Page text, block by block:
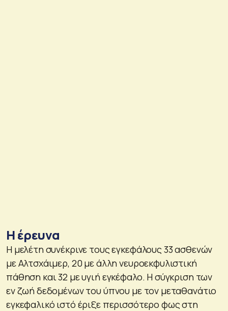
Η έρευνα
Η μελέτη συνέκρινε τους εγκεφάλους 33 ασθενών
με Αλτσχάιμερ, 20 με άλλη νευροεκφυλιστική
πάθηση και 32 με υγιή εγκέφαλο. Η σύγκριση των
εν ζωή δεδομένων του ύπνου με τον μεταθανάτιο
εγκεφαλικό ιστό έριξε περισσότερο φως στη